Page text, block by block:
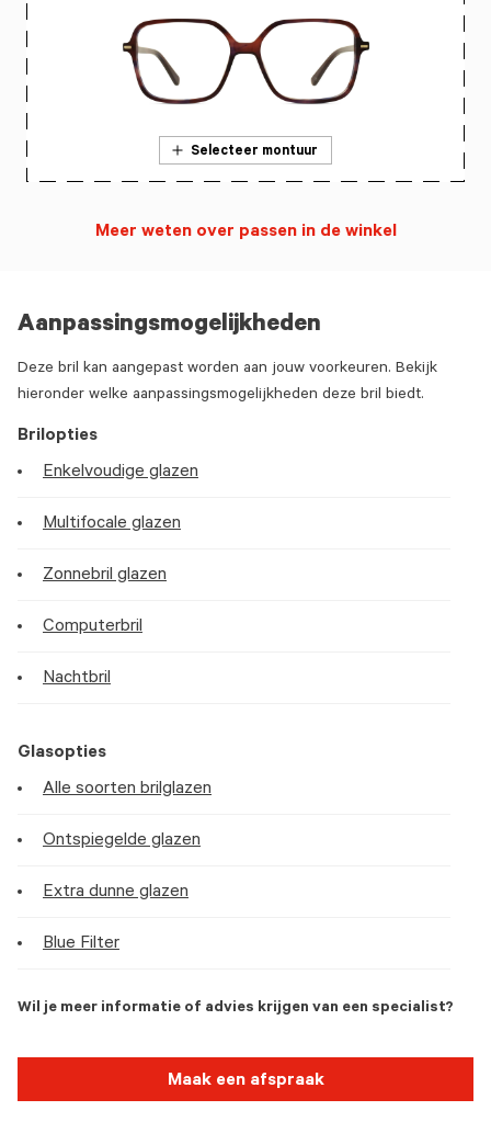
Aanpassingsmogelijkheden
Deze bril kan aangepast worden aan jouw voorkeuren. Bekijk
hieronder welke aanpassingsmogelijkheden deze bril biedt.
Brilopties
Enkelvoudige glazen
Multifocale glazen
Zonnebril glazen
Computerbril
Nachtbril
Glasopties
Alle soorten brilglazen
Ontspiegelde glazen
Extra dunne glazen
Blue Filter
Wil je meer informatie of advies krijgen van een specialist?
Maak een afspraak
Selecteer montuur
Meer weten over passen in de winkel